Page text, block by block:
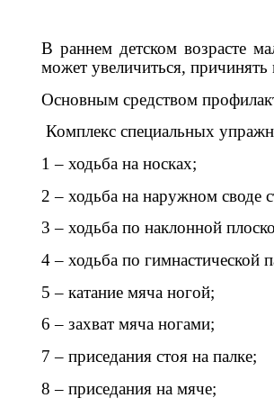
В раннем детском возрасте
может увеличиться,
Основным средством
Комплекс специальных
1 – ходьба на носках;
2 – ходьба на наружном своде
3 – ходьба по наклонной
4 – ходьба по гимнастической
5 – катание мяча ногой;
6 – захват мяча ногами;
7 – приседания стоя на палке;
8 – приседания на мяче;